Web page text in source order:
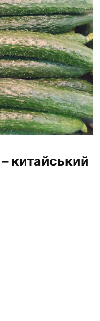
китайський